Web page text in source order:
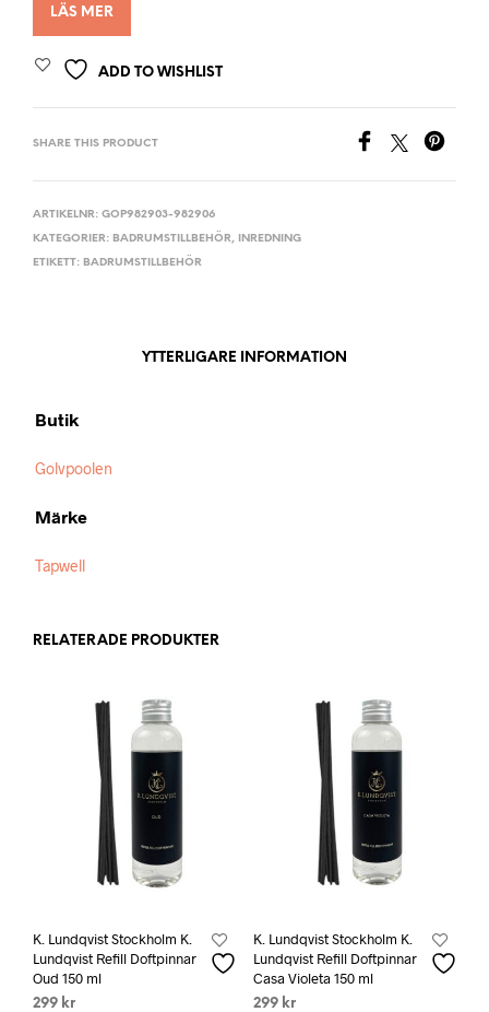
LÄS MER
ADD TO WISHLIST
SHARE THIS PRODUCT
ARTIKELNR: GOP982903-982906
KATEGORIER: BADRUMSTILLBEHÖR,
INREDNING
ETIKETT: BADRUMSTILLBEHÖR
YTTERLIGARE INFORMATION
Butik
Golvpoolen
Märke
Tapwell
RELATERADE PRODUKTER
K. Lundqvist Stockholm K.
Lundqvist Refill Doftpinnar
Oud 150 ml
299 kr
K. Lundqvist Stockholm K.
Lundqvist Refill Doftpinnar
Casa Violeta 150 ml
299 kr